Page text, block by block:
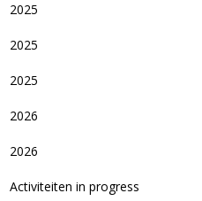
2025
2025
2025
2026
2026
Activiteiten in progress